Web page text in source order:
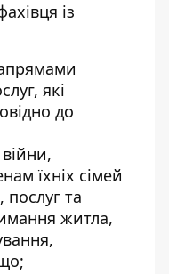
із
які
до
їхніх сімей
та
житла,